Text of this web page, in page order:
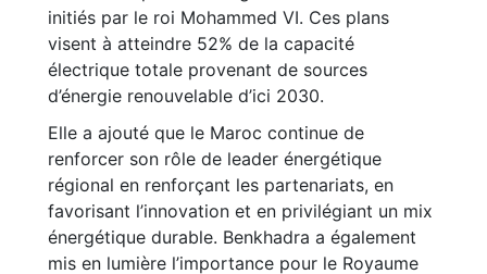
initiés par le roi Mohammed VI. Ces plans
visent à atteindre 52% de la capacité
électrique totale provenant de sources
d’énergie renouvelable d’ici 2030.
Elle a ajouté que le Maroc continue de
renforcer son rôle de leader énergétique
régional en renforçant les partenariats, en
favorisant l’innovation et en privilégiant un mix
énergétique durable. Benkhadra a également
mis en lumière l’importance pour le Royaume